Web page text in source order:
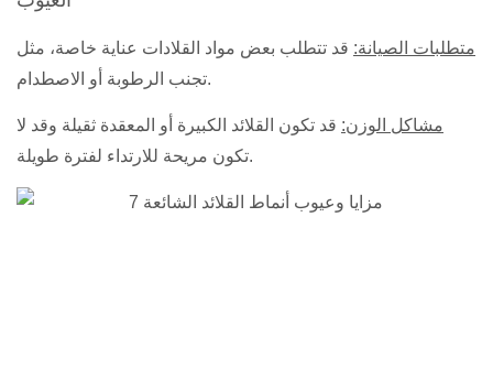
متطلبات الصيانة: قد تتطلب بعض مواد القلادات عناية خاصة، مثل
تجنب الرطوبة أو الاصطدام.
مشاكل الوزن: قد تكون القلائد الكبيرة أو المعقدة ثقيلة وقد لا
تكون مريحة للارتداء لفترة طويلة.